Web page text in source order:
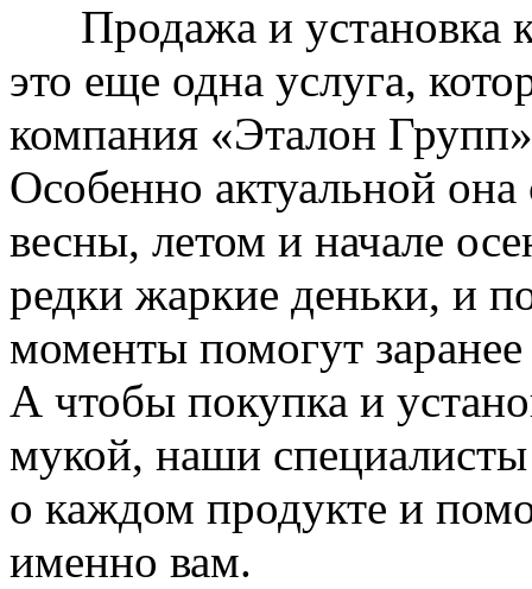
Продажа и установка
это еще одна услуга,
компания «Эталон
Особенно актуальной она
весны, летом и начале
редки жаркие деньки, и
моменты помогут
А чтобы покупка и
мукой, наши специалисты
о каждом продукте и
именно вам.